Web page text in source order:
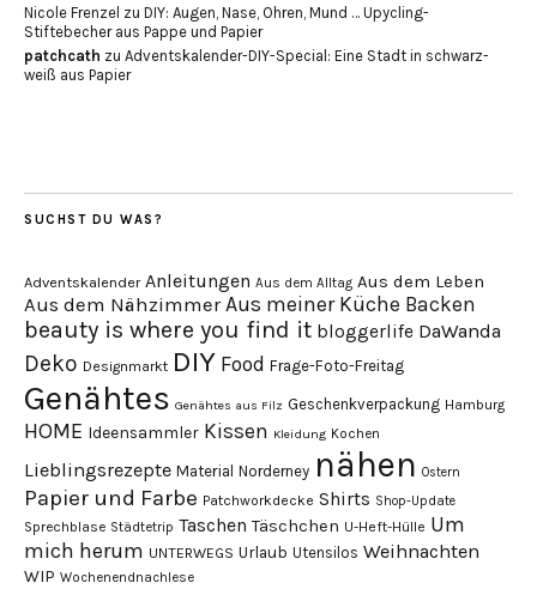
Nicole Frenzel zu DIY: Augen, Nase, Ohren, Mund … Upycling-
Stiftebecher aus Pappe und Papier
patchcath zu Adventskalender-DIY-Special: Eine Stadt in schwarz-
weiß aus Papier
SUCHST DU WAS?
Adventskalender Anleitungen Aus dem Alltag Aus dem Leben
Aus dem Nähzimmer Aus meiner Küche Backen
beauty is where you find it bloggerlife DaWanda
Deko Designmarkt DIY Food Frage-Foto-Freitag
Genähtes Genähtes aus Filz Geschenkverpackung Hamburg
HOME Ideensammler Kissen Kleidung Kochen
Lieblingsrezepte Material Norderney nähen Ostern
Papier und Farbe Patchworkdecke Shirts Shop-Update
Sprechblase Städtetrip Taschen Täschchen U-Heft-Hülle Um
mich herum UNTERWEGS Urlaub Utensilos Weihnachten
WIP Wochenendnachlese